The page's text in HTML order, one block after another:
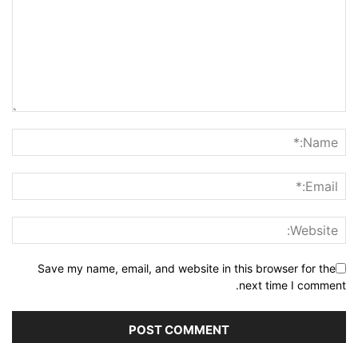
Save my name, email, and website in this browser for the
next time I comment.